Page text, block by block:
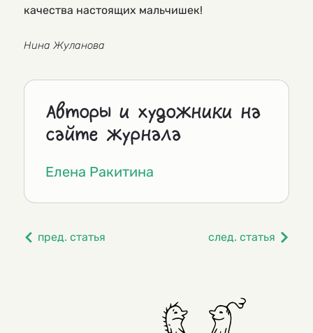
качества настоящих мальчишек!
Нина Жуланова
Авторы и художники на
сайте журнала
Елена Ракитина
пред. статья след. статья